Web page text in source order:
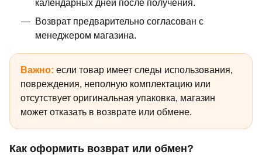
календарных дней после получения.
Возврат предварительно согласован с
менеджером магазина.
Важно: если товар имеет следы использования,
повреждения, неполную комплектацию или
отсутствует оригинальная упаковка, магазин
может отказать в возврате или обмене.
Как оформить возврат или обмен?